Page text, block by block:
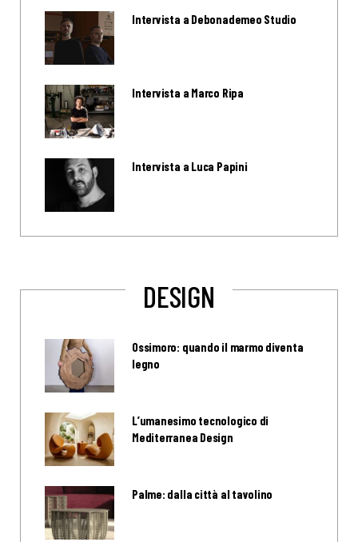
Intervista a Debonademeo Studio
Intervista a Marco Ripa
Intervista a Luca Papini
DESIGN
Ossimoro: quando il marmo diventa
legno
L’umanesimo tecnologico di
Mediterranea Design
Palme: dalla città al tavolino